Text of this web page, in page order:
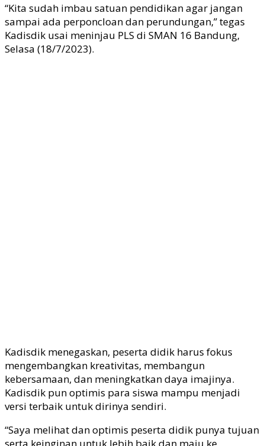
“Kita sudah imbau satuan pendidikan agar jangan
sampai ada perponcloan dan perundungan,” tegas
Kadisdik usai meninjau PLS di SMAN 16 Bandung,
Selasa (18/7/2023).
Kadisdik menegaskan, peserta didik harus fokus
mengembangkan kreativitas, membangun
kebersamaan, dan meningkatkan daya imajinya.
Kadisdik pun optimis para siswa mampu menjadi
versi terbaik untuk dirinya sendiri.
“Saya melihat dan optimis peserta didik punya tujuan
serta keinginan untuk lebih baik dan maju ke